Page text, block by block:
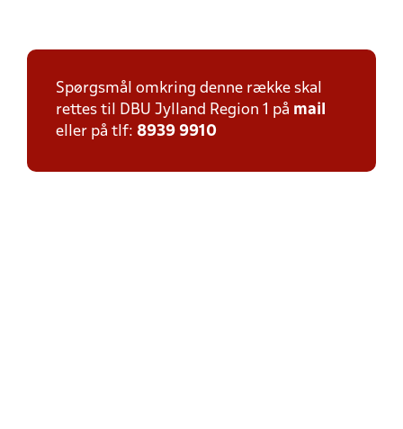
Spørgsmål omkring denne række skal
rettes til DBU Jylland Region 1 på mail
eller på tlf: 8939 9910